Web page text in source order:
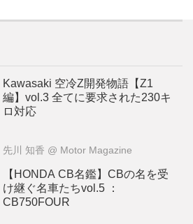
Kawasaki 空冷Z開発物語【Z1
編】vol.3 全てに要求された230キ
ロ対応
先川 知香 @ Motor Magazine
【HONDA CB名鑑】CBの名を受
け継ぐ名車たちvol.5 ：
CB750FOUR